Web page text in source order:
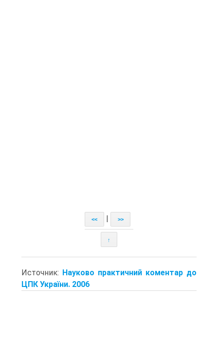
<< >>
↑
Источник: Науково практичний коментар до
ЦПК України. 2006